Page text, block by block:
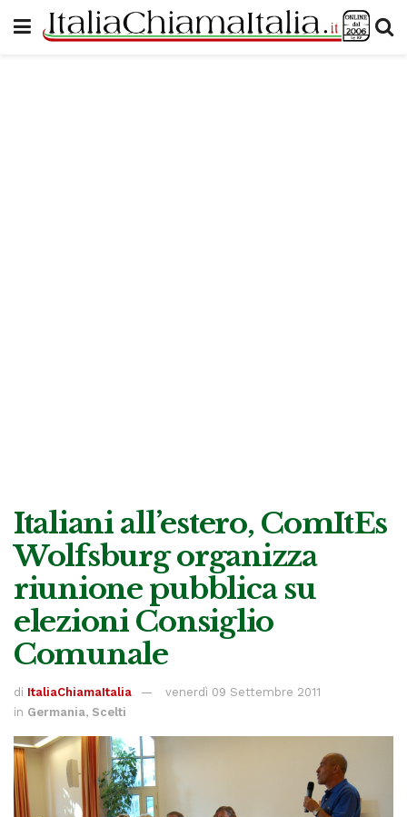
Italiani all’estero, ComItEs
Wolfsburg organizza
riunione pubblica su
elezioni Consiglio
Comunale
di ItaliaChiamaItalia
venerdì 09 Settembre 2011
in Germania, Scelti